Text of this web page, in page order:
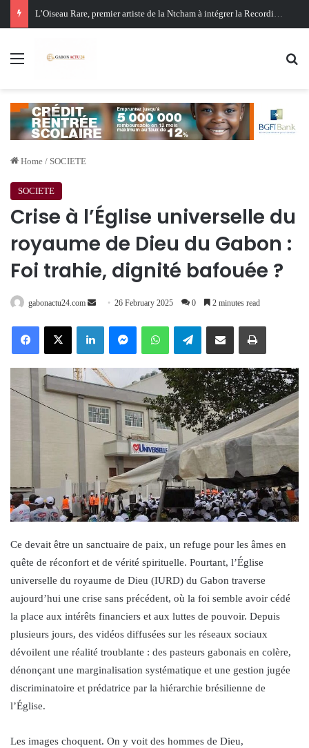
Oligui Nguema au Ghana : Libreville mise sur Accra pour renforcer sa stratégie diplomatique et économique
Menu
Home / SOCIETE
SOCIETE
Crise à l’Église universelle du
royaume de Dieu du Gabon :
Foi trahie, dignité bafouée ?
gabonactu24.com
Send 26 February 2025 0 2 minutes read
FacebookX LinkedInMessengerWhatsAppTelegramShare via Email Print
Ce devait être un sanctuaire de paix, un refuge pour les âmes en
quête de réconfort et de vérité spirituelle. Pourtant, l’Église
universelle du royaume de Dieu (IURD) du Gabon traverse
aujourd’hui une crise sans précédent, où la foi semble avoir cédé
la place aux intérêts financiers et aux luttes de pouvoir. Depuis
plusieurs jours, des vidéos diffusées sur les réseaux sociaux
dévoilent une réalité troublante : des pasteurs gabonais en colère,
dénonçant une marginalisation systématique et une gestion jugée
discriminatoire et prédatrice par la hiérarchie brésilienne de
l’Église.
Les images choquent. On y voit des hommes de Dieu,